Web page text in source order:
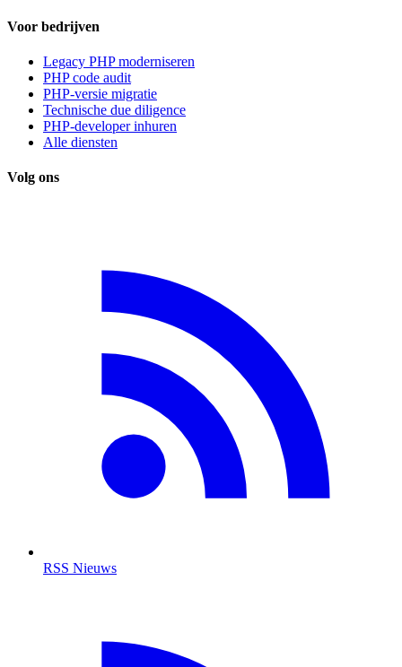
Voor bedrijven
Legacy PHP moderniseren
PHP code audit
PHP-versie migratie
Technische due diligence
PHP-developer inhuren
Alle diensten
Volg ons
RSS Nieuws